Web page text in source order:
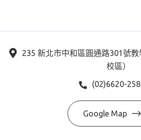
235 新北市中和區圓通路301號
校區）
(02)6620-
Google Map